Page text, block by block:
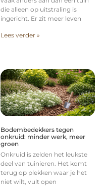
die alleen op uitstraling is
ingericht. Er zit meer leven
Lees verder »
Bodembedekkers tegen
onkruid: minder werk, meer
groen
Onkruid is zelden het leukste
deel van tuinieren. Het komt
terug op plekken waar je het
niet wilt, vult open